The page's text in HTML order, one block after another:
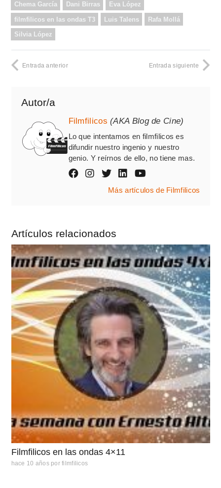
Chema García Dani Birras Eva López
filmfilicos en las ondas T3 Luis Talens Rafa Mollá
Silvia López
Entrada anterior Entrada siguiente
Autor/a
Filmfilicos (AKA Blog de Cine)
Lo que intentamos en filmfilicos es
difundir nuestro ingenio y nuestro
genio. Y reírnos de ello, no tiene mas.
Más artículos de Filmfilicos
Artículos relacionados
Filmfilicos en las ondas 4×11
hace 10 años por filmfilicos